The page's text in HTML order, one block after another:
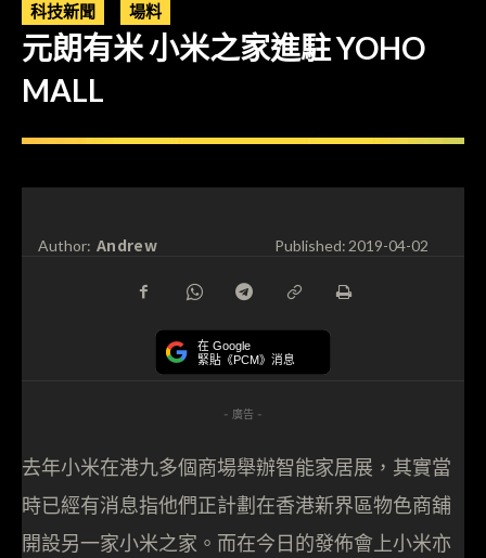
科技新聞 場料
元朗有米 小米之家進駐 YOHO
MALL
Author: Andrew Published:2019-04-02
在 Google
緊貼《PCM》消息
- 廣告 -
去年小米在港九多個商場舉辦智能家居展，其實當
時已經有消息指他們正計劃在香港新界區物色商舖
開設另一家小米之家。而在今日的發佈會上小米亦